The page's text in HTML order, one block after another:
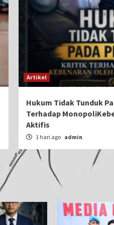
Artikel
Hukum Tidak Tunduk
Terhadap
Aktifis
1 hari ago admin